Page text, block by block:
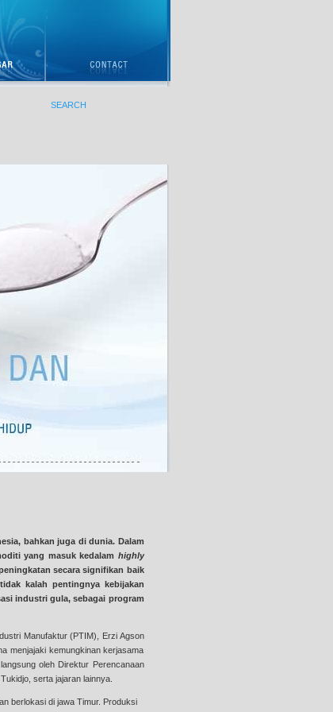
bahkan juga di dunia. Dalam
yang masuk kedalam highly
secara signifikan baik
kalah pentingnya kebijakan
industri gula, sebagai program
Manufaktur (PTIM), Erzi Agson
menjajaki kemungkinan kerjasama
oleh Direktur Perencanaan
serta jajaran lainnya.
berlokasi di jawa Timur. Produksi